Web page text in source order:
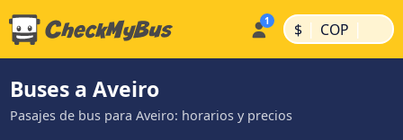
$ | COP |
Buses a Aveiro
Pasajes de bus para Aveiro: horarios y precios